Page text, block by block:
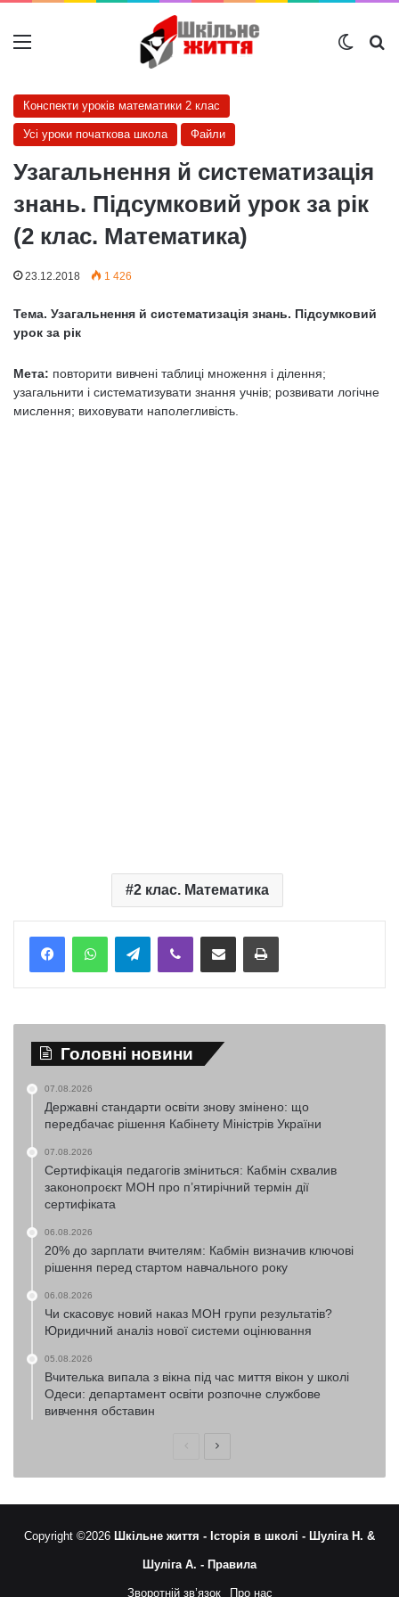
Меню
Конспекти уроків математики 2 клас
Усі уроки початкова школа Файли
Узагальнення й систематизація
знань. Підсумковий урок за рік
(2 клас. Математика)
23.12.2018 1 426
Тема. Узагальнення й систематизація знань. Підсумковий
урок за рік
Мета: повторити вивчені таблиці множення і ділення;
узагальнити і систематизувати знання учнів; розвивати логічне
мислення; виховувати наполегливість.
2 клас. Математика
TelegramViber Надіслати електронною поштоюНадрукувати
Головні новини
07.08.2026
Державні стандарти освіти знову змінено: що
передбачає рішення Кабінету Міністрів України
07.08.2026
Сертифікація педагогів зміниться: Кабмін схвалив
законопроєкт МОН про п’ятирічний термін дії
сертифіката
06.08.2026
20% до зарплати вчителям: Кабмін визначив ключові
рішення перед стартом навчального року
06.08.2026
Чи скасовує новий наказ МОН групи результатів?
Юридичний аналіз нової системи оцінювання
05.08.2026
Вчителька випала з вікна під час миття вікон у школі
Одеси: департамент освіти розпочне службове
вивчення обставин
ПопередняНаступна
Copyright ©2026 Шкільне життя - Історія в школі - Шуліга Н. &
Шуліга А. - Правила
Зворотній зв’язок Про нас